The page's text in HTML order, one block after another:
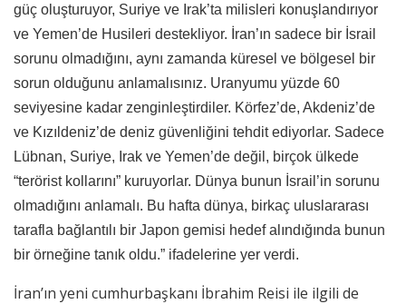
güç oluşturuyor, Suriye ve Irak’ta milisleri konuşlandırıyor
ve Yemen’de Husileri destekliyor. İran’ın sadece bir İsrail
sorunu olmadığını, aynı zamanda küresel ve bölgesel bir
sorun olduğunu anlamalısınız. Uranyumu yüzde 60
seviyesine kadar zenginleştirdiler. Körfez’de, Akdeniz’de
ve Kızıldeniz’de deniz güvenliğini tehdit ediyorlar. Sadece
Lübnan, Suriye, Irak ve Yemen’de değil, birçok ülkede
“terörist kollarını” kuruyorlar. Dünya bunun İsrail’in sorunu
olmadığını anlamalı. Bu hafta dünya, birkaç uluslararası
tarafla bağlantılı bir Japon gemisi hedef alındığında bunun
bir örneğine tanık oldu.” ifadelerine yer verdi.
İran’ın yeni cumhurbaşkanı İbrahim Reisi ile ilgili de